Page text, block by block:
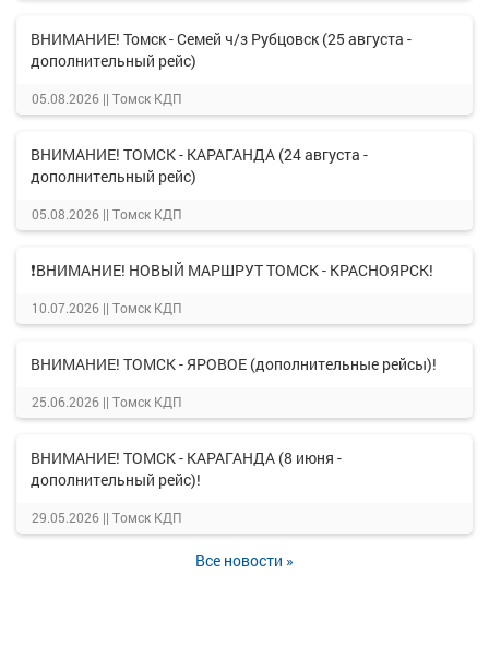
ВНИМАНИЕ! Томск - Семей ч/з Рубцовск (25 августа -
дополнительный рейс)
05.08.2026 || Томск КДП
ВНИМАНИЕ! ТОМСК - КАРАГАНДА (24 августа -
дополнительный рейс)
05.08.2026 || Томск КДП
❗ВНИМАНИЕ! НОВЫЙ МАРШРУТ ТОМСК - КРАСНОЯРСК!
10.07.2026 || Томск КДП
ВНИМАНИЕ! ТОМСК - ЯРОВОЕ (дополнительные рейсы)!
25.06.2026 || Томск КДП
ВНИМАНИЕ! ТОМСК - КАРАГАНДА (8 июня -
дополнительный рейс)!
29.05.2026 || Томск КДП
Все новости »